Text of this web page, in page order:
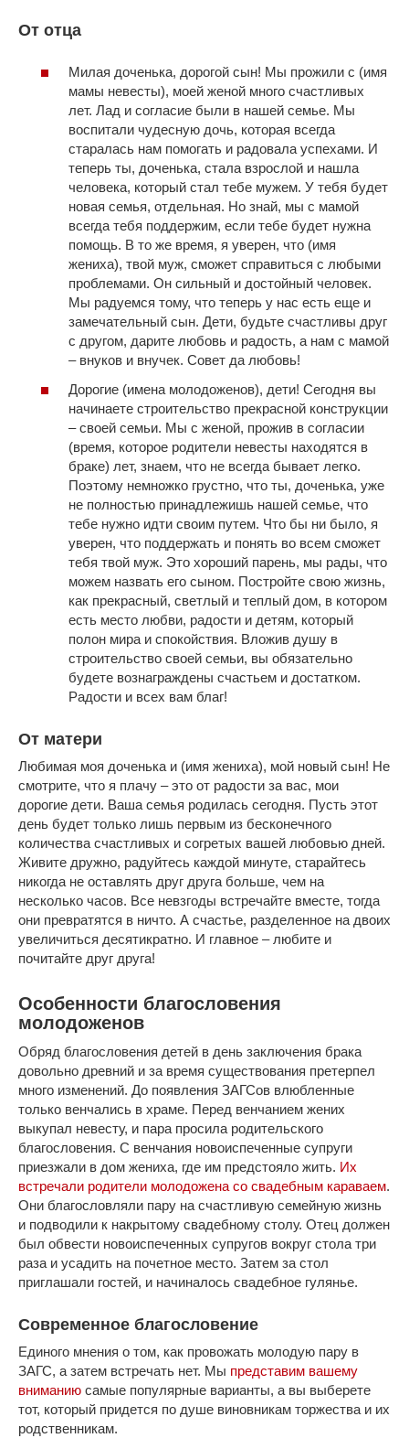
От отца
Милая доченька, дорогой сын! Мы прожили с (имя
мамы невесты), моей женой много счастливых
лет. Лад и согласие были в нашей семье. Мы
воспитали чудесную дочь, которая всегда
старалась нам помогать и радовала успехами. И
теперь ты, доченька, стала взрослой и нашла
человека, который стал тебе мужем. У тебя будет
новая семья, отдельная. Но знай, мы с мамой
всегда тебя поддержим, если тебе будет нужна
помощь. В то же время, я уверен, что (имя
жениха), твой муж, сможет справиться с любыми
проблемами. Он сильный и достойный человек.
Мы радуемся тому, что теперь у нас есть еще и
замечательный сын. Дети, будьте счастливы друг
с другом, дарите любовь и радость, а нам с мамой
– внуков и внучек. Совет да любовь!
Дорогие (имена молодоженов), дети! Сегодня вы
начинаете строительство прекрасной конструкции
– своей семьи. Мы с женой, прожив в согласии
(время, которое родители невесты находятся в
браке) лет, знаем, что не всегда бывает легко.
Поэтому немножко грустно, что ты, доченька, уже
не полностью принадлежишь нашей семье, что
тебе нужно идти своим путем. Что бы ни было, я
уверен, что поддержать и понять во всем сможет
тебя твой муж. Это хороший парень, мы рады, что
можем назвать его сыном. Постройте свою жизнь,
как прекрасный, светлый и теплый дом, в котором
есть место любви, радости и детям, который
полон мира и спокойствия. Вложив душу в
строительство своей семьи, вы обязательно
будете вознаграждены счастьем и достатком.
Радости и всех вам благ!
От матери
Любимая моя доченька и (имя жениха), мой новый сын! Не
смотрите, что я плачу – это от радости за вас, мои
дорогие дети. Ваша семья родилась сегодня. Пусть этот
день будет только лишь первым из бесконечного
количества счастливых и согретых вашей любовью дней.
Живите дружно, радуйтесь каждой минуте, старайтесь
никогда не оставлять друг друга больше, чем на
несколько часов. Все невзгоды встречайте вместе, тогда
они превратятся в ничто. А счастье, разделенное на двоих
увеличиться десятикратно. И главное – любите и
почитайте друг друга!
Особенности благословения
молодоженов
Обряд благословения детей в день заключения брака
довольно древний и за время существования претерпел
много изменений. До появления ЗАГСов влюбленные
только венчались в храме. Перед венчанием жених
выкупал невесту, и пара просила родительского
благословения. С венчания новоиспеченные супруги
приезжали в дом жениха, где им предстояло жить. Их
встречали родители молодожена со свадебным караваем.
Они благословляли пару на счастливую семейную жизнь
и подводили к накрытому свадебному столу. Отец должен
был обвести новоиспеченных супругов вокруг стола три
раза и усадить на почетное место. Затем за стол
приглашали гостей, и начиналось свадебное гулянье.
Современное благословение
Единого мнения о том, как провожать молодую пару в
ЗАГС, а затем встречать нет. Мы представим вашему
вниманию самые популярные варианты, а вы выберете
тот, который придется по душе виновникам торжества и их
родственникам.